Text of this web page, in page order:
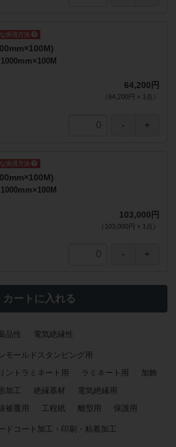
1000mm×100M
64,200円
（ 64,200円 × 1 点 ）
1000mm×100M
103,000円
（ 103,000円 × 1 点 ）
カートに入れる
品性 電気絶縁性
モールドスタンピング用
ントラミネート用
ラミネート用
加飾
加工
絶縁基材
電気絶縁用
被覆用
工程紙 離型用 保護用
ドコート加工・印刷・粘着加工